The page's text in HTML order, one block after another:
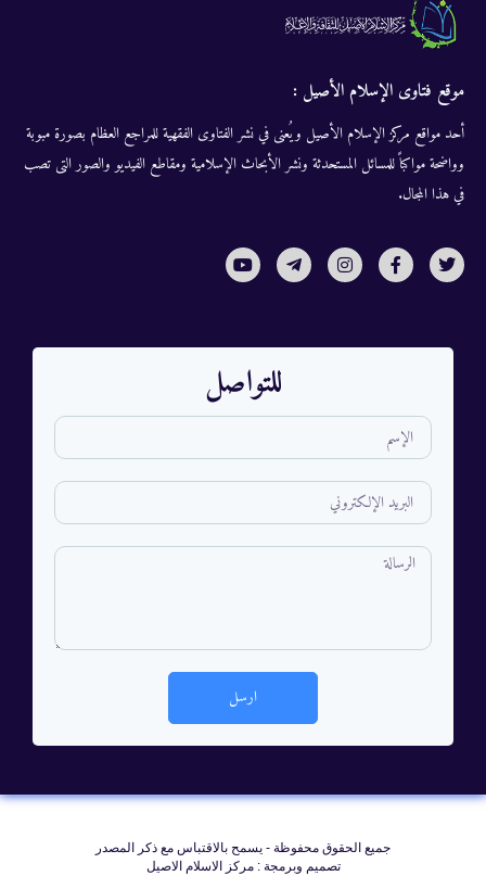
موقع فتاوى الإسلام الأصيل :
أحد مواقع مركز الإسلام الأصيل ويُعنى في نشر الفتاوى الفقهية للمراجع العظام بصورة مبوبة
وواضحة مواكباً للمسائل المستحدثة ونشر الأبحاث الإسلامية ومقاطع الفيديو والصور التى تصب
في هذا المجال.
للتواصل
ارسل
جمیع الحقوق محفوظة - يسمح بالاقتباس مع ذکر المصدر
تصميم وبرمجة : مركز الاسلام الاصيل